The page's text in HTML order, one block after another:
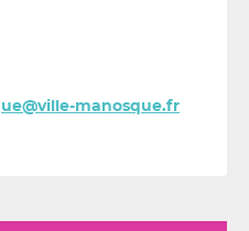
manosque.fr